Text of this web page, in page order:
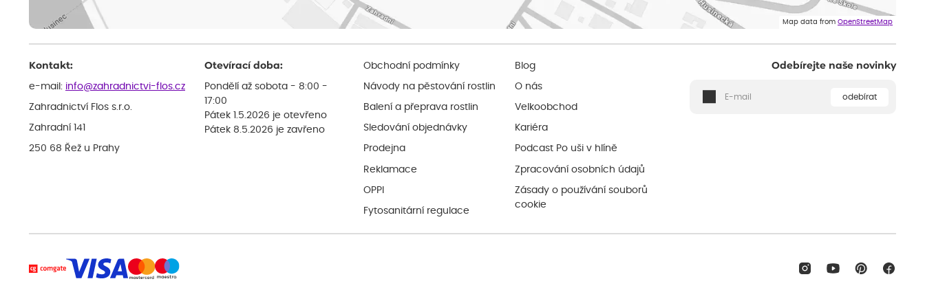
Map data from OpenStreetMap
Kontakt:
e-mail: info@zahradnictvi-flos.cz
Zahradnictví Flos s.r.o.
Zahradní 141
250 68 Řež u Prahy
Otevírací doba:
Pondělí až sobota - 8:00 -
17:00
Pátek 1.5.2026 je otevřeno
Pátek 8.5.2026 je zavřeno
Obchodní podmínky
Návody na pěstování rostlin
Balení a přeprava rostlin
Sledování objednávky
Prodejna
Reklamace
OPPI
Fytosanitární regulace
Blog
O nás
Velkoobchod
Kariéra
Podcast Po uši v hlíně
Zpracování osobních údajů
Zásady o používání souborů
cookie
Odebírejte naše novinky
odebírat